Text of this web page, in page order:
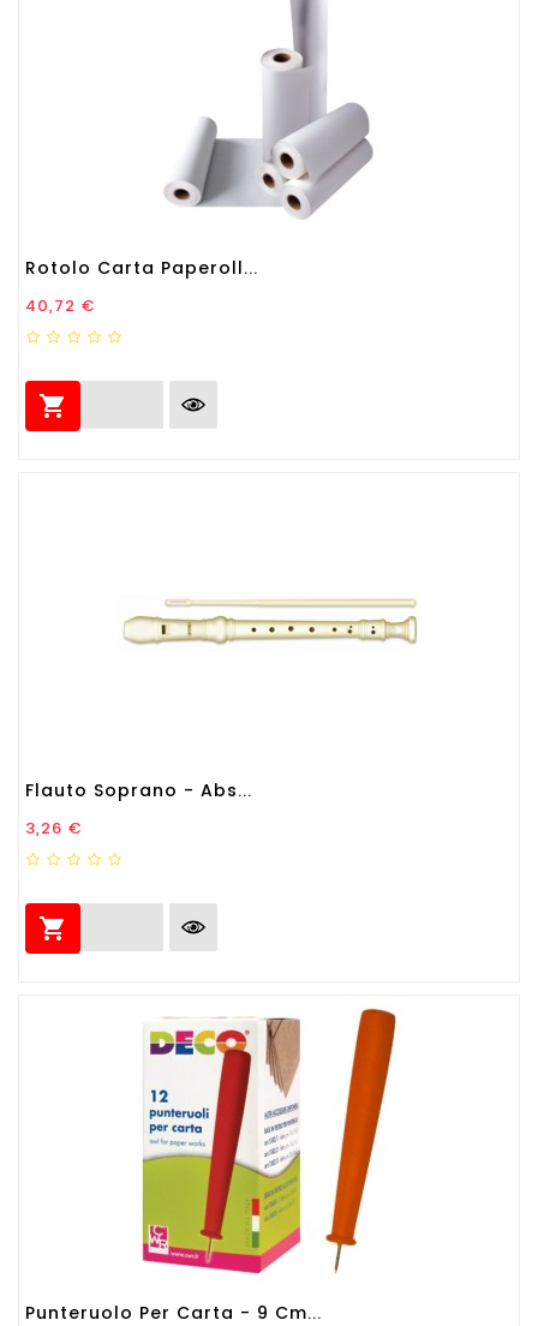
Rotolo Carta Paperoll...
Prezzo
40,72 €

Flauto Soprano - Abs...
Prezzo
3,26 €

Punteruolo Per Carta - 9 Cm...